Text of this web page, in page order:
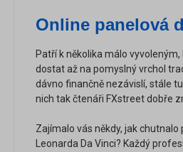
Online panelová
Patří k několika málo
dostat až na pomyslný vrchol
dávno finančně nezávislí, stále
nich tak čtenáři FXstreet dobře
Zajímalo vás někdy, jak
Leonarda Da Vinci? Každý